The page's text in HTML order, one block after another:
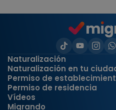
Naturalización
Naturalización en tu
Permiso de
Permiso de residencia
Vídeos
Migrando